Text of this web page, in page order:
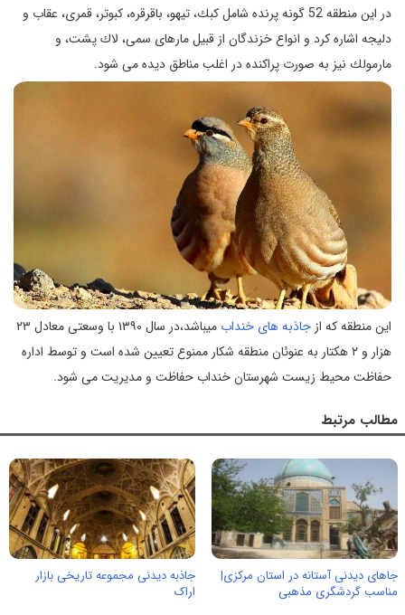
در اين منطقه 52 گونه پرنده شامل كبك، تيهو، باقرقره، كبوتر، قمری، عقاب و
دليجه اشاره كرد و انواع خزندگان از قبيل مارهای سمی، لاك پشت، و
مارمولك نيز به صورت پراكنده در اغلب مناطق ديده می شود.
اين منطقه که ازجاذبه های خنداب
میباشد،در سال ۱۳۹۰ با وسعتی معادل ۲۳
هزار و ۲ هكتار به عنوئان منطقه شكار ممنوع تعيين شده است و توسط اداره
حفاظت محيط زيست شهرستان خنداب حفاظت و مديريت می شود.
مطالب مرتبط
جاهای دیدنی آستانه در استان مرکزی|
مناسب گردشگری مذهبی
جاذبه دیدنی مجموعه تاریخی بازار
اراک